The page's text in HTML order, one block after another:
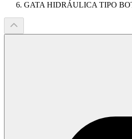
GATA HIDRÁULICA TIPO